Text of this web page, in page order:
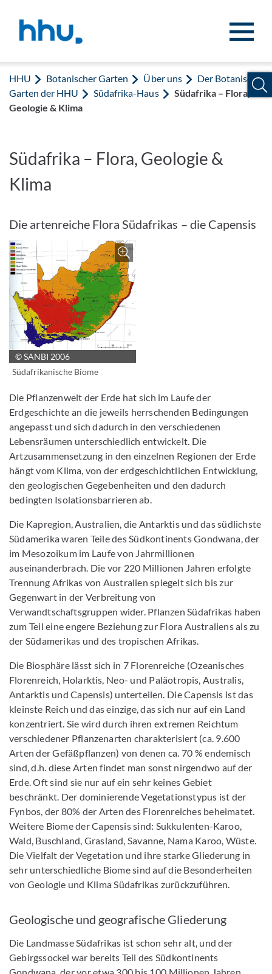
HHU Botanischer Garten Über uns
Der Botanische
Garten der HHU
Südafrika-Haus
Südafrika – Flora,
Geologie & Klima
Südafrika – Flora, Geologie &
Klima
Die artenreiche Flora Südafrikas – die Capensis
© SANBI 2006
Bild vergrößern
Südafrikanische Biome
Die Pflanzenwelt der Erde hat sich im Laufe der
Erdgeschichte an die jeweils herrschenden Bedingungen
angepasst und sich dadurch in den verschiedenen
Lebensräumen unterschiedlich entwickelt. Die
Artzusammensetzung in den einzelnen Regionen der Erde
hängt vom Klima, von der erdgeschichtlichen Entwicklung,
den geologischen Gegebenheiten und den dadurch
bedingten Isolationsbarrieren ab.
Die Kapregion, Australien, die Antarktis und das südlichste
Südamerika waren Teile des Südkontinents Gondwana, der
im Mesozoikum im Laufe von Jahrmillionen
auseinanderbrach. Die vor 220 Millionen Jahren erfolgte
Trennung Afrikas von Australien spiegelt sich bis zur
Gegenwart in der Verbreitung von
Verwandtschaftsgruppen wider. Pflanzen Südafrikas haben
zum Teil eine engere Beziehung zur Flora Australiens als zu
der Südamerikas und des tropischen Afrikas.
Die Biosphäre lässt sich in 7 Florenreiche (Ozeanisches
Florenreich, Holarktis, Neo- und Paläotropis, Australis,
Antarktis und Capensis) unterteilen. Die Capensis ist das
kleinste Reich und das einzige, das sich nur auf ein Land
konzentriert. Sie wird durch ihren extremen Reichtum
verschiedener Pflanzenarten charakterisiert (ca. 9.600
Arten der Gefäßpflanzen) von denen ca. 70 % endemisch
sind, d.h. diese Arten findet man sonst nirgendwo auf der
Erde. Oft sind sie nur auf ein sehr keines Gebiet
beschränkt. Der dominierende Vegetationstypus ist der
Fynbos, der 80% der Arten des Florenreiches beheimatet.
Weitere Biome der Capensis sind: Sukkulenten-Karoo,
Wald, Buschland, Grasland, Savanne, Nama Karoo, Wüste.
Die Vielfalt der Vegetation und ihre starke Gliederung in
sehr unterschiedliche Biome sind auf die Besonderheiten
von Geologie und Klima Südafrikas zurückzuführen.
Geologische und geografische Gliederung
Die Landmasse Südafrikas ist schon sehr alt, und der
Gebirgssockel war bereits Teil des Südkontinents